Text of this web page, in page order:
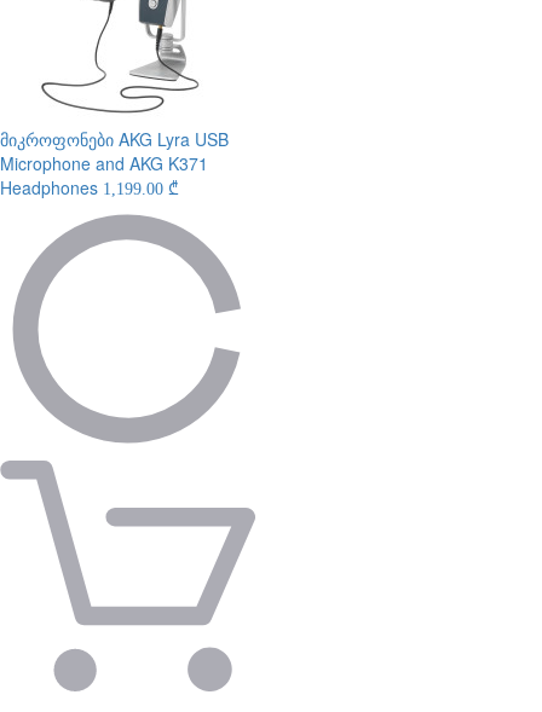
მიკროფონები AKG Lyra USB
Microphone and AKG K371
Headphones 1,199.00 ₾